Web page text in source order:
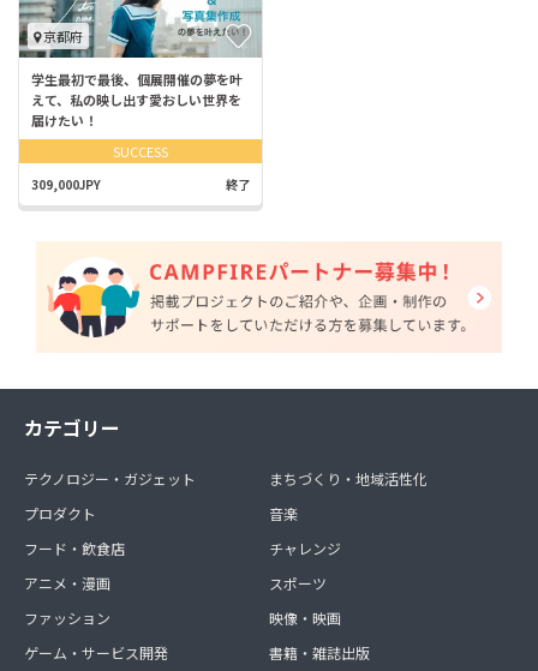
京都府
学生最初で最後、個展開催の夢を叶
えて、私の映し出す愛おしい世界を
届けたい！
SUCCESS
309,000JPY 終了
カテゴリー
テクノロジー・ガジェット
プロダクト
フード・飲食店
アニメ・漫画
ファッション
ゲーム・サービス開発
まちづくり・地域活性化
音楽
チャレンジ
スポーツ
映像・映画
書籍・雑誌出版